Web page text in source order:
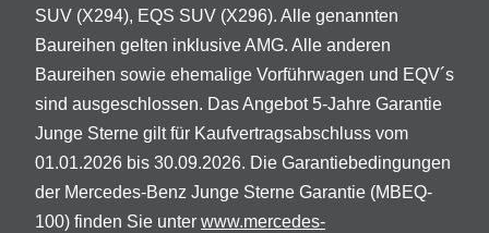
SUV (X294), EQS SUV (X296). Alle genannten
Baureihen gelten inklusive AMG. Alle anderen
Baureihen sowie ehemalige Vorführwagen und EQV´s
sind ausgeschlossen. Das Angebot 5-Jahre Garantie
Junge Sterne gilt für Kaufvertragsabschluss vom
01.01.2026 bis 30.09.2026. Die Garantiebedingungen
der Mercedes-Benz Junge Sterne Garantie (MBEQ-
100) finden Sie unter www.mercedes-